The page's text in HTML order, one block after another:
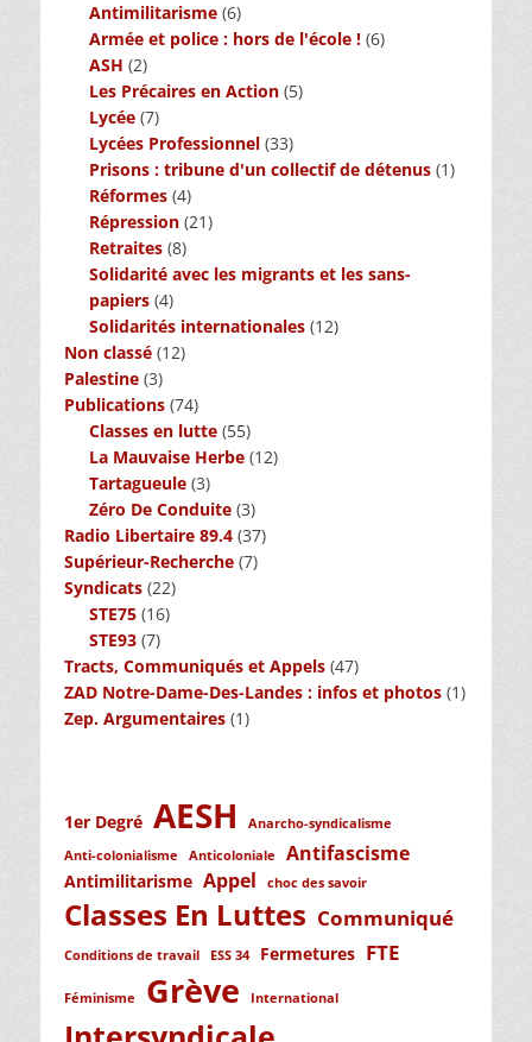
Antimilitarisme (6)
Armée et police : hors de l'école ! (6)
ASH (2)
Les Précaires en Action (5)
Lycée (7)
Lycées Professionnel (33)
Prisons : tribune d'un collectif de détenus (1)
Réformes (4)
Répression (21)
Retraites (8)
Solidarité avec les migrants et les sans-
papiers (4)
Solidarités internationales (12)
Non classé (12)
Palestine (3)
Publications (74)
Classes en lutte (55)
La Mauvaise Herbe (12)
Tartagueule (3)
Zéro De Conduite (3)
Radio Libertaire 89.4 (37)
Supérieur-Recherche (7)
Syndicats (22)
STE75 (16)
STE93 (7)
Tracts, Communiqués et Appels (47)
ZAD Notre-Dame-Des-Landes : infos et photos (1)
Zep. Argumentaires (1)
1er Degré AESH
Anarcho-syndicalisme
Anti-colonialisme
Anticoloniale Antifascisme
Antimilitarisme Appel choc des savoir
Classes En Luttes Communiqué
Conditions de travail ESS 34 Fermetures FTE
Féminisme Grève International